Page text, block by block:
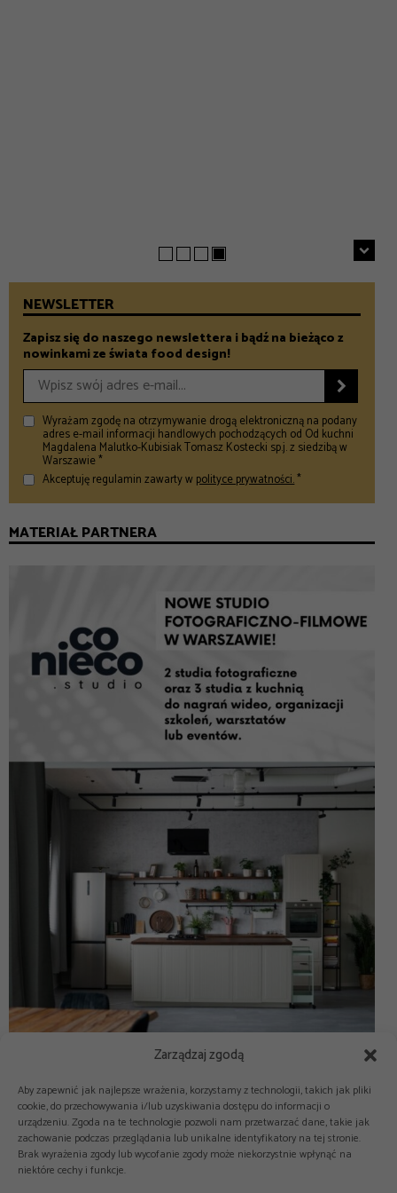
Zarządzaj zgodą
Aby zapewnić jak najlepsze wrażenia, korzystamy z technologii, takich jak pliki
cookie, do przechowywania i/lub uzyskiwania dostępu do informacji o
urządzeniu. Zgoda na te technologie pozwoli nam przetwarzać dane, takie jak
zachowanie podczas przeglądania lub unikalne identyfikatory na tej stronie.
Brak wyrażenia zgody lub wycofanie zgody może niekorzystnie wpłynąć na
niektóre cechy i funkcje.
NEWSLETTER
Zapisz się do naszego newslettera i bądź na bieżąco z
nowinkami ze świata food design!

Wyrażam zgodę na otrzymywanie drogą elektroniczną na podany
adres e-mail informacji handlowych pochodzących od Od kuchni
Magdalena Malutko-Kubisiak Tomasz Kostecki sp.j. z siedzibą w
Warszawie *
Akceptuję regulamin zawarty wpolityce prywatności.*
MATERIAŁ PARTNERA